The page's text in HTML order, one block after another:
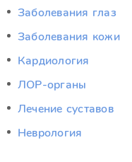
Заболевания глаз
Заболевания кожи
Кардиология
ЛОР-органы
Лечение суставов
Неврология